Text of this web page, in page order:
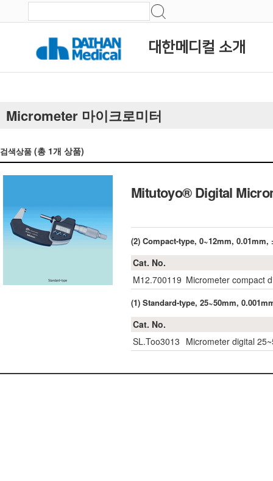
대한메디컬 소개
Micrometer 마이크로미터
검색상품 (총 1개 상품)
Mitutoyo® Digital
(2) Compact-type, 0~12mm, 0.01mm,
Cat. No.
M12.700119 Micrometer compact
(1) Standard-type, 25~50mm,
Cat. No.
SL.Too3013 Micrometer digital